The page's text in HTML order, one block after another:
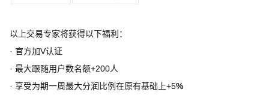
以上交易专家将获得以下福利：
· 官方加V认证
· 最大跟随用户数名额+200人
· 享受为期一周最大分润比例在原有基础上+5%